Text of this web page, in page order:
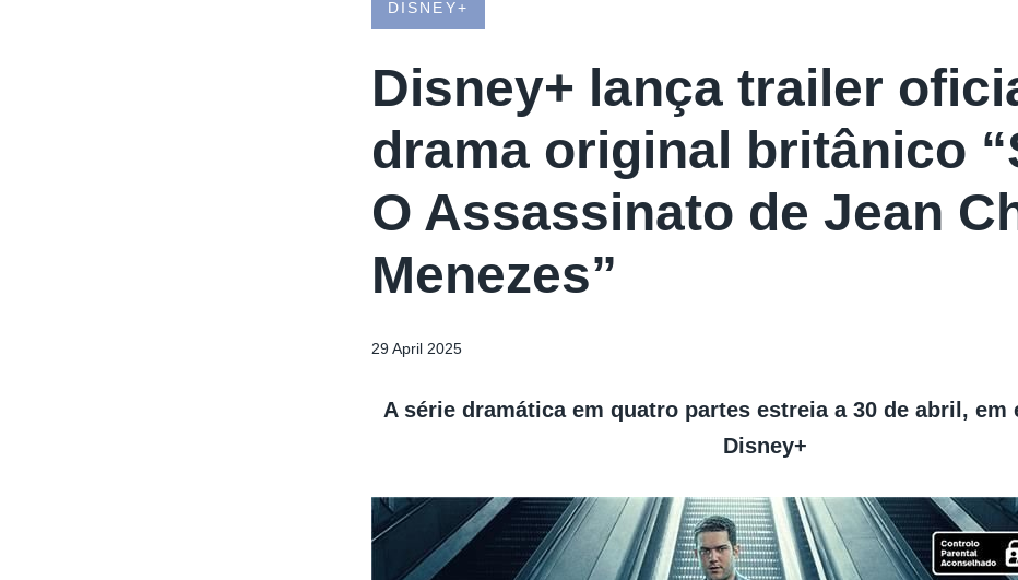
DISNEY+
Disney+ lança trailer
drama original britânico
O Assassinato de Jean
Menezes”
29 April 2025
A série dramática em quatro partes estreia a 30 de abril, em
Disney+